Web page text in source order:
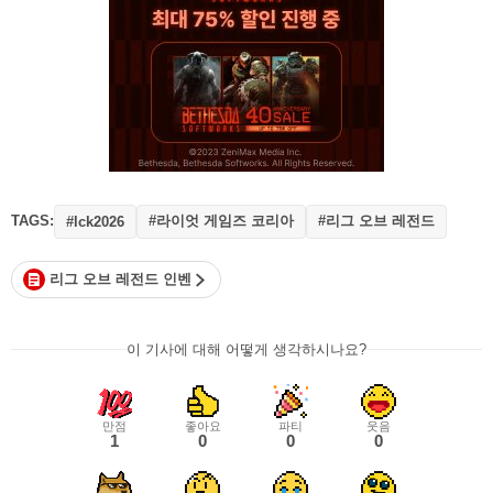
TAGS: #lck2026 #라이엇 게임즈 코리아 #리그 오브 레전드
리그 오브 레전드 인벤
이 기사에 대해 어떻게 생각하시나요?
만점
1
좋아요
0
파티
0
웃음
0